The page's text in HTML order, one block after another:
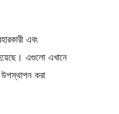
এবং
এগুলো এখানে
উপস্থাপন করা